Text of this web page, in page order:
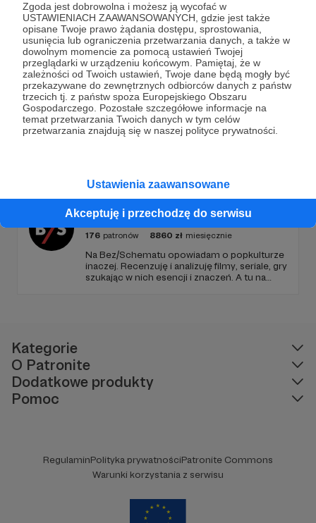
Zgoda jest dobrowolna i możesz ją wycofać w
USTAWIENIACH ZAAWANSOWANYCH, gdzie jest także
opisane Twoje prawo żądania dostępu, sprostowania,
usunięcia lub ograniczenia przetwarzania danych, a także w
dowolnym momencie za pomocą ustawień Twojej
przeglądarki w urządzeniu końcowym. Pamiętaj, że w
zależności od Twoich ustawień, Twoje dane będą mogły być
przekazywane do zewnętrznych odbiorców danych z państw
trzecich tj. z państw spoza Europejskiego Obszaru
Gospodarczego. Pozostałe szczegółowe informacje na
temat przetwarzania Twoich danych w tym celów
przetwarzania znajdują się w naszej polityce prywatności.
Ustawienia zaawansowane
Akceptuję i przechodzę do serwisu
Promowani autorzy
Baniak Baniaka
1640 patronów
Dzięki Patronite Baniak poświęca zawodowe
także początkujących Mistrzów Gry
poradnikami i prelekcjami.
Bez/Schematu
176 patronów 8860 zł miesięcznie
Na Bez/Schematu opowiadam o popkulturze
inaczej. Recenzuję i analizuję filmy, seriale, gry
szukając w nich esencji i znaczeń. A tu na
Kategorie
O Patronite
Dodatkowe produkty
Pomoc
RegulaminPolityka prywatnościPatronite Commons
Warunki korzystania z serwisu